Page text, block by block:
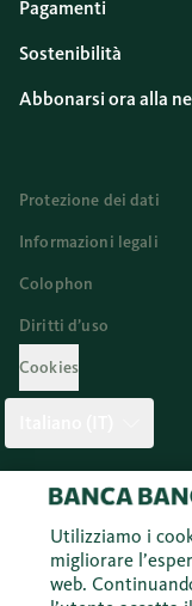
Pagamenti
Sostenibilità
Abbonarsi ora alla
Protezione dei dati
Informazioni legali
Colophon
Diritti d’uso
Cookies
Twitter Facebook
© 2026 Banca Migros
Utilizziamo i
migliorare
web.